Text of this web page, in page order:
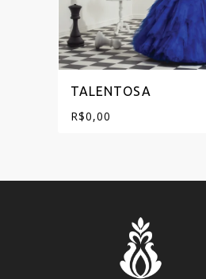
TALENTOSA
R$0,00